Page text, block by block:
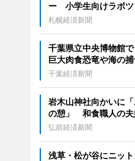
ー 小学生向けラボツ
札幌経済新聞
千葉県立中央博物館
巨大肉食恐竜や海の
千葉経済新聞
岩木山神社向かいに
の憩」 和食職人の夫
弘前経済新聞
浅草・松が谷にニッ